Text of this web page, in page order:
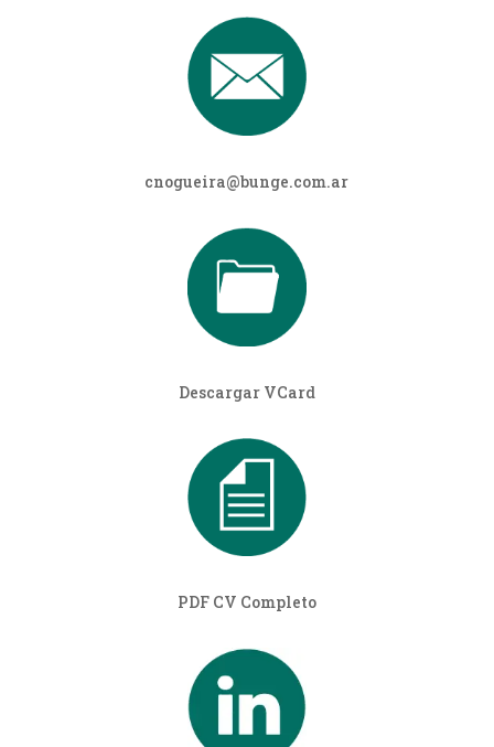
cnogueira@bunge.com.ar
Descargar VCard
PDF CV Completo